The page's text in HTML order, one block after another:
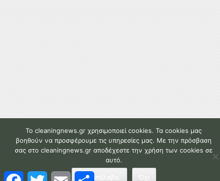
T
E
To cleaningnews.gr χρησιμοποιεί cookies. Τα cookies μας
βοηθούν να προσφέρουμε τις υπηρεσίες μας. Με την πρόσβαση
σας στο cleaningnews.gr αποδέχεστε την χρήση των cookies σε
αυτό.
Το κατάλαβα.